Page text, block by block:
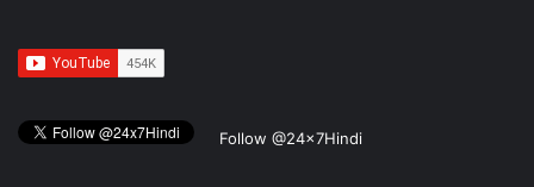
Follow @24x7Hindi